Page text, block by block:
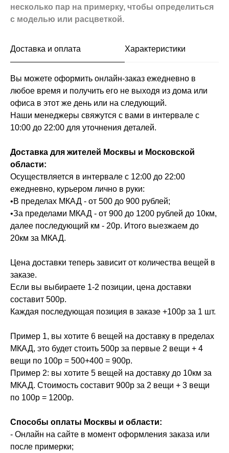
несколько пар на примерку, чтобы определиться
с моделью или расцветкой.
Доставка и оплата Характеристики
Вы можете оформить онлайн-заказ ежедневно в
любое время и получить его не выходя из дома или
офиса в этот же день или на следующий.
Наши менеджеры свяжутся с вами в интервале с
10:00 до 22:00 для уточнения деталей.
Доставка для жителей Москвы и Московской
области:
Осуществляется в интервале с 12:00 до 22:00
ежедневно, курьером лично в руки:
•В пределах МКАД - от 500 до 900 рублей;
•За пределами МКАД - от 900 до 1200 рублей до 10км,
далее последующий км - 20р. Итого выезжаем до
20км за МКАД.
Цена доставки теперь зависит от количества вещей в
заказе.
Если вы выбираете 1-2 позиции, цена доставки
составит 500р.
Каждая последующая позиция в заказе +100р за 1 шт.
Пример 1, вы хотите 6 вещей на доставку в пределах
МКАД, это будет стоить 500р за первые 2 вещи + 4
вещи по 100р = 500+400 = 900р.
Пример 2: вы хотите 5 вещей на доставку до 10км за
МКАД. Стоимость составит 900р за 2 вещи + 3 вещи
по 100р = 1200р.
Способы оплаты Москвы и области:
- Онлайн на сайте в момент оформления заказа или
после примерки;